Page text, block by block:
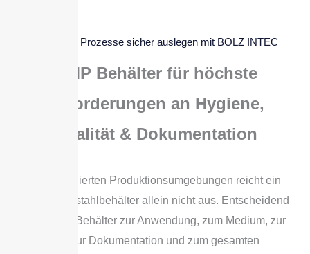
Regulierte Prozesse sicher auslegen mit BOLZ INTEC
GMP Behälter für höchste
Anforderungen an Hygiene,
Qualität & Dokumentation
In GMP-regulierten Produktionsumgebungen reicht ein
stabiler Edelstahlbehälter allein nicht aus. Entscheidend
ist, dass der Behälter zur Anwendung, zum Medium, zur
Reinigung, zur Dokumentation und zum gesamten